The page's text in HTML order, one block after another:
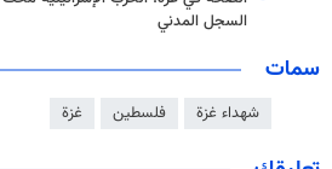
السجل المدني
سمات
شهداء غزة فلسطين غزة